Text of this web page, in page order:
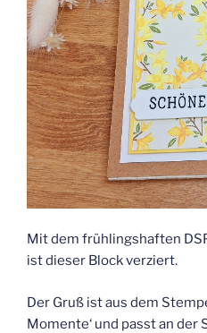
Mit dem frühlingshaften
ist dieser Block verziert.
Der Gruß ist aus dem
Momente‘ und passt an der